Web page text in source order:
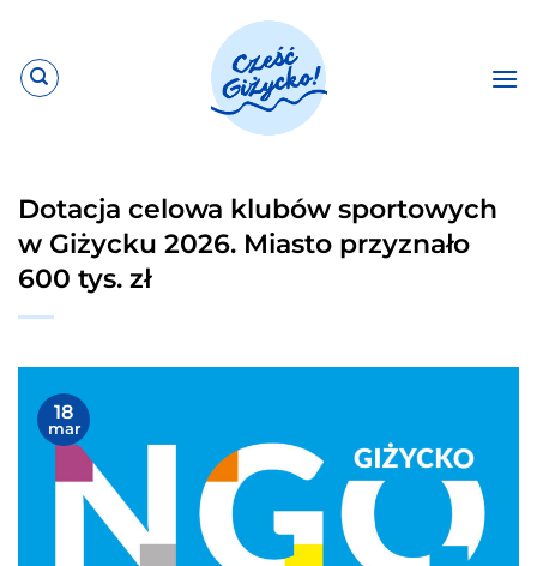
zawartości
Dotacja celowa klubów sportowych
w Giżycku 2026. Miasto przyznało
600 tys. zł
18
mar